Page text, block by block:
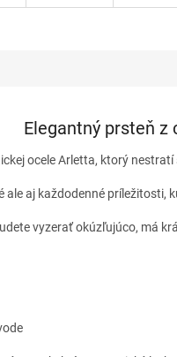
Elegantný prsteň
ocele Arletta, ktorý nestratí
ale aj každodenné príležitosti,
vyzerať okúzľujúco, má